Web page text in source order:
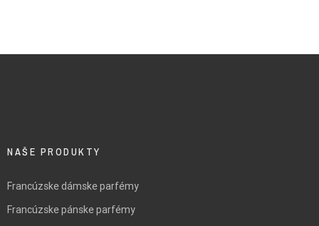
NAŠE PRODUKTY
Francúzske dámske parfémy
Francúzske pánske parfémy